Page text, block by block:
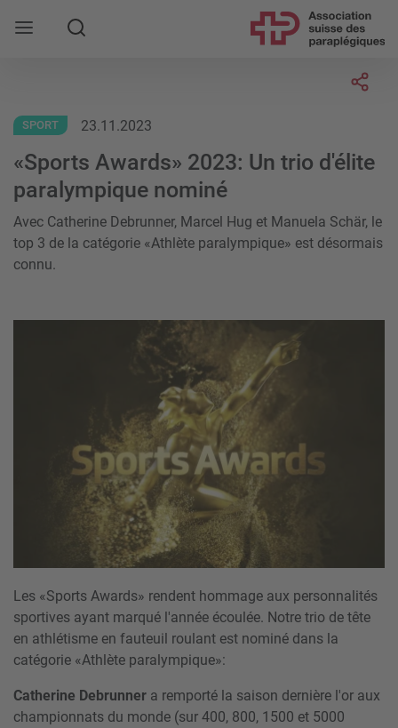
Rechercher
SPORT 23.11.2023
«Sports Awards» 2023: Un trio d'élite
paralympique nominé
Avec Catherine Debrunner, Marcel Hug et Manuela Schär, le
top 3 de la catégorie «Athlète paralympique» est désormais
connu.
Les «Sports Awards» rendent hommage aux personnalités
sportives ayant marqué l'année écoulée. Notre trio de tête
en athlétisme en fauteuil roulant est nominé dans la
catégorie «Athlète paralympique»:
Catherine Debrunner a remporté la saison dernière l'or aux
championnats du monde (sur 400, 800, 1500 et 5000